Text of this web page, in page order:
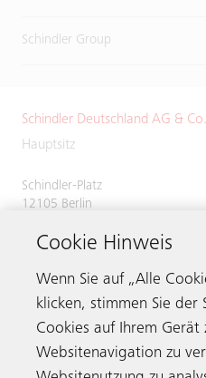
Schindler Group
Schindler Deutschland AG &
Hauptsitz
Schindler-Platz
12105 Berlin
Telefax 030 7029 2620
Kontaktieren
Cookie Hinweis
Wenn Sie auf „Alle
klicken, stimmen Sie der
Cookies auf Ihrem Gerät
Websitenavigation zu